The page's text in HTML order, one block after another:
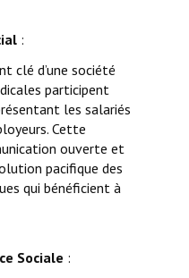
:
clé d’une société
participent
les salariés
Cette
ouverte et
pacifique des
qui bénéficient à
Sociale :